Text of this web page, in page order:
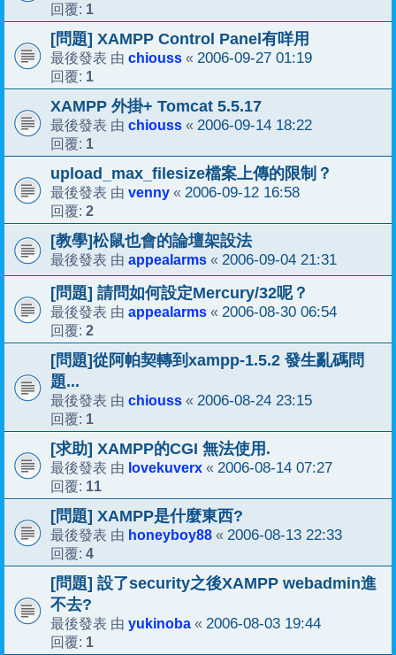
回覆: 1
[問題] XAMPP Control Panel有咩用
最後發表 由 chiouss « 2006-09-27 01:19
回覆: 1
XAMPP 外掛+ Tomcat 5.5.17
最後發表 由 chiouss « 2006-09-14 18:22
回覆: 1
upload_max_filesize檔案上傳的限制？
最後發表 由 venny « 2006-09-12 16:58
回覆: 2
[教學]松鼠也會的論壇架設法
最後發表 由 appealarms « 2006-09-04 21:31
[問題] 請問如何設定Mercury/32呢？
最後發表 由 appealarms « 2006-08-30 06:54
回覆: 2
[問題]從阿帕契轉到xampp-1.5.2 發生亂碼問
題...
最後發表 由 chiouss « 2006-08-24 23:15
回覆: 1
[求助] XAMPP的CGI 無法使用.
最後發表 由 lovekuverx « 2006-08-14 07:27
回覆: 11
[問題] XAMPP是什麼東西?
最後發表 由 honeyboy88 « 2006-08-13 22:33
回覆: 4
[問題] 設了security之後XAMPP webadmin進
不去?
最後發表 由 yukinoba « 2006-08-03 19:44
回覆: 1